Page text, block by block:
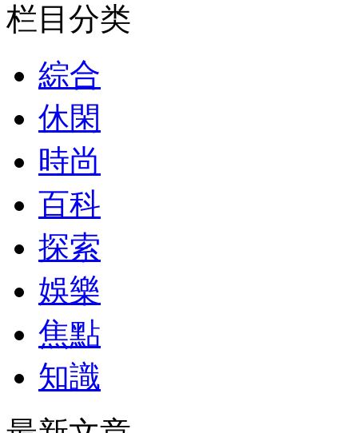
栏目分类
綜合
休閑
時尚
百科
探索
娛樂
焦點
知識